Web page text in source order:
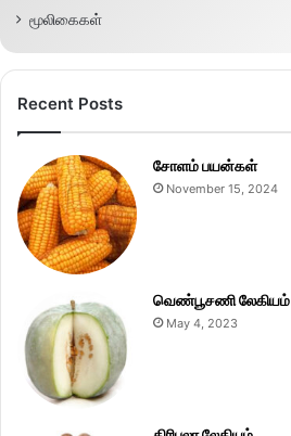
மூலிகைகள்
Recent Posts
சோளம் பயன்கள்
November 15, 2024
வெண்பூசணி லேகியம்
May 4, 2023